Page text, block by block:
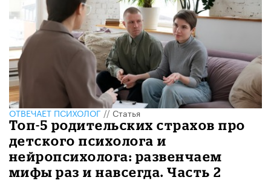
ОТВЕЧАЕТ ПСИХОЛОГ//Статья
​​Топ-5 родительских страхов про
детского психолога и
нейропсихолога: развенчаем
мифы раз и навсегда. Часть 2